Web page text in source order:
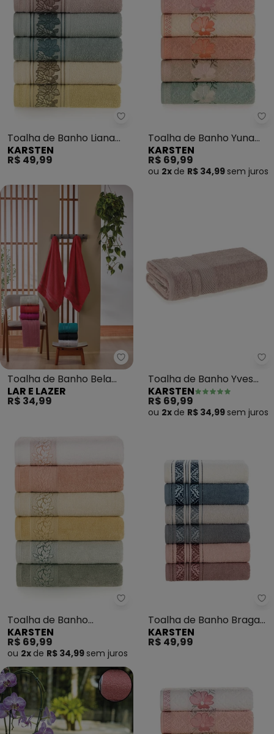
Karsten - Toalha de Banho
Toalha de Banho Liana
(Pétala/Rosa)
KARSTEN
R$ 49,99
Toalha de Banho Yuna
(Matcha)
KARSTEN
R$ 69,99
ou 2x de R$ 34,99 sem juros
Lar e Lazer - Toalha de Banho
Toalha de Banho Bela
Royale (Vermelho)
LAR E LAZER
R$ 34,99
Toalha de Banho Yves
(Pétala)
KARSTEN
R$ 69,99
ou 2x de R$ 34,99 sem juros
Karsten - Toalha de Banho
Toalha de Banho
Provence (Matcha)
KARSTEN
R$ 69,99
ou 2x de R$ 34,99 sem juros
Toalha de Banho Braga
(Rosê)
KARSTEN
R$ 49,99